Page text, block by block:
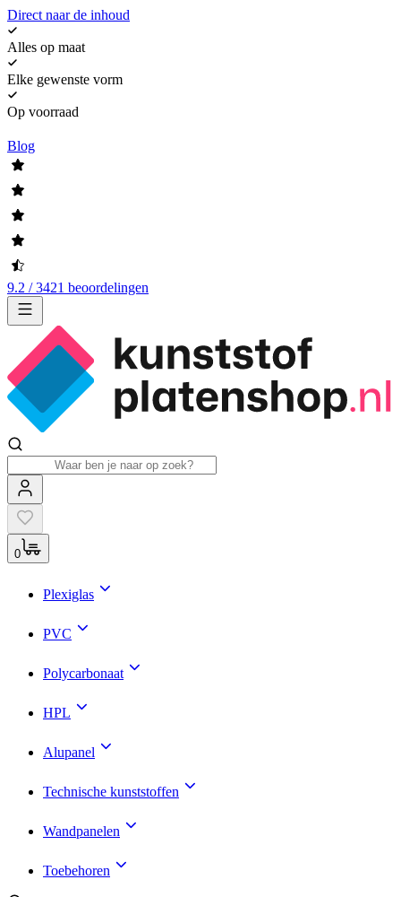
Direct naar de inhoud
Alles op maat
Elke gewenste vorm
Op voorraad
Blog
9.2 / 3421 beoordelingen
0
Plexiglas
PVC
Polycarbonaat
HPL
Alupanel
Technische kunststoffen
Wandpanelen
Toebehoren